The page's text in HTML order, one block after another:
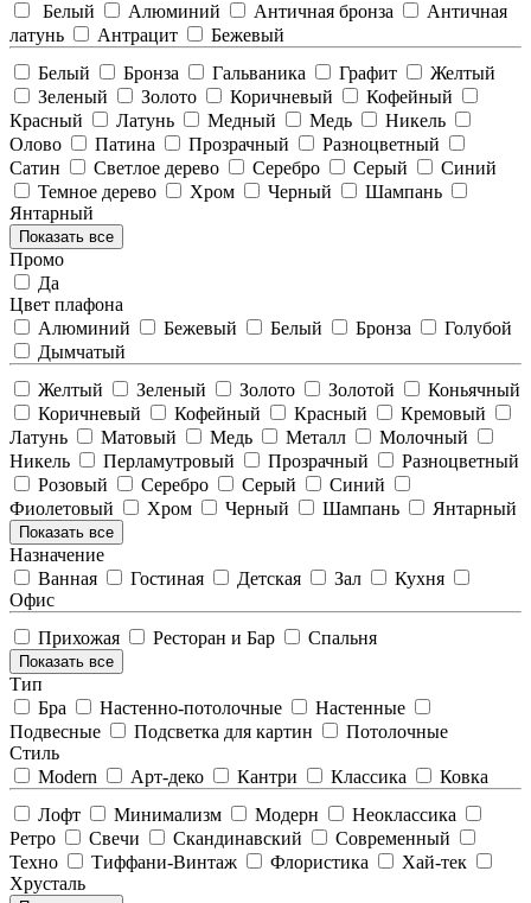
Белый
Алюминий Античная бронза
Античная
латунь
Антрацит
Бежевый
Белый
Бронза Гальваника Графит
Желтый
Зеленый
Золото Коричневый
Кофейный
Красный
Латунь Медный Медь
Никель
Олово
Патина Прозрачный
Разноцветный
Сатин
Светлое дерево Серебро Серый
Синий
Темное дерево
Хром Черный
Шампань
Янтарный
Показать все
Промо
Да
Цвет плафона
Алюминий
Бежевый Белый Бронза
Голубой
Дымчатый
Желтый
Зеленый Золото Золотой
Коньячный
Коричневый
Кофейный Красный
Кремовый
Латунь
Матовый Медь Металл
Молочный
Никель
Перламутровый Прозрачный
Разноцветный
Розовый
Серебро Серый
Синий
Фиолетовый
Хром Черный Шампань Янтарный
Показать все
Назначение
Ванная
Гостиная Детская Зал
Кухня
Офис
Прихожая
Ресторан и Бар Спальня
Показать все
Тип
Бра
Настенно-потолочные
Настенные
Подвесные
Подсветка для картин
Потолочные
Стиль
Modern
Арт-деко Кантри Классика
Ковка
Лофт
Минимализм Модерн
Неоклассика
Ретро
Свечи Скандинавский
Современный
Техно
Тиффани-Винтаж Флористика
Хай-тек
Хрусталь